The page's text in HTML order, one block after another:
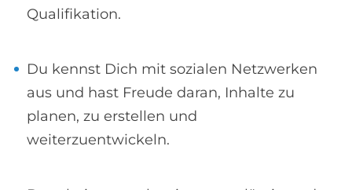
Qualifikation.
Du kennst Dich mit sozialen Netzwerken
aus und hast Freude daran, Inhalte zu
planen, zu erstellen und
weiterzuentwickeln.